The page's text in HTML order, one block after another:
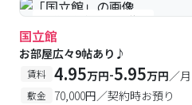
#予約受付中 #空室待ち
国立館
お部屋広々9帖あり♪
賃料 4.95万円-5.95万円／月
敷金 70,000円／契約時お預り